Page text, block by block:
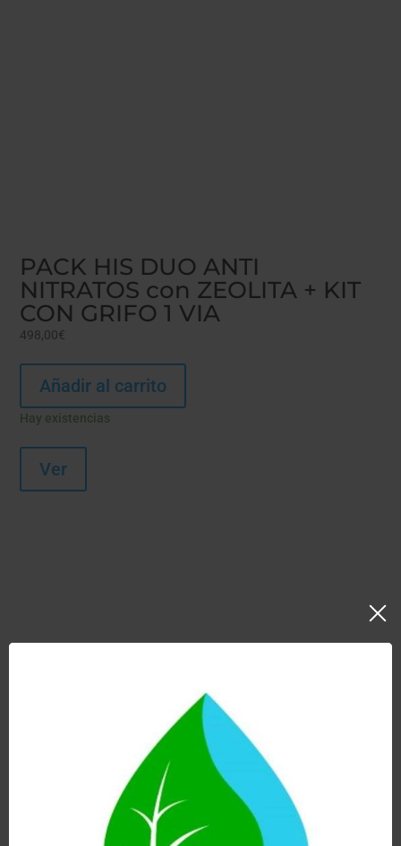
PACK HIS DUO ANTI
NITRATOS con ZEOLITA + KIT
CON GRIFO 1 VIA
498,00€
Añadir al carrito
Hay existencias
Ver